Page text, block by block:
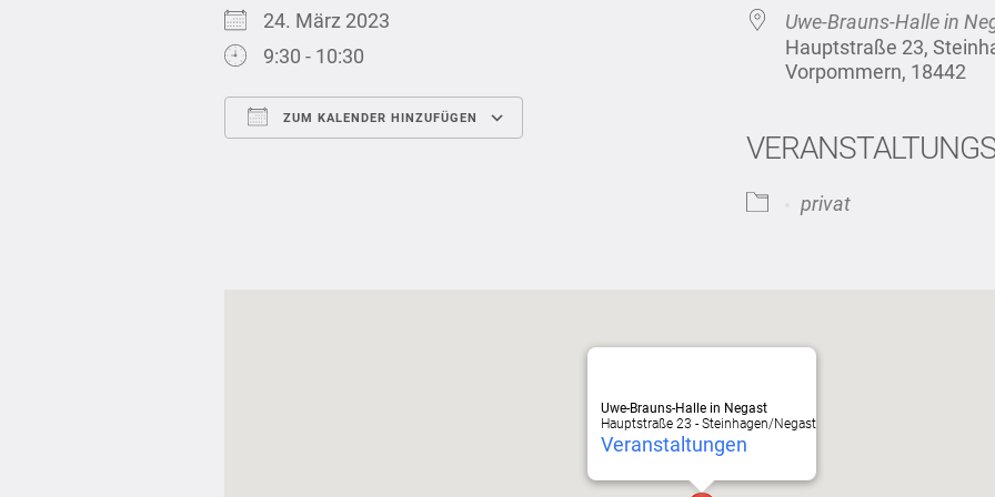
24. März 2023
9:30 - 10:30
ZUM KALENDER HINZUFÜGEN
iCalendar
Uwe-Brauns-Halle in
Hauptstraße 23,
Vorpommern, 18442
privat
Uwe-Brauns-Halle in Negast
Hauptstraße 23 - Steinhagen/Negast
Veranstaltungen